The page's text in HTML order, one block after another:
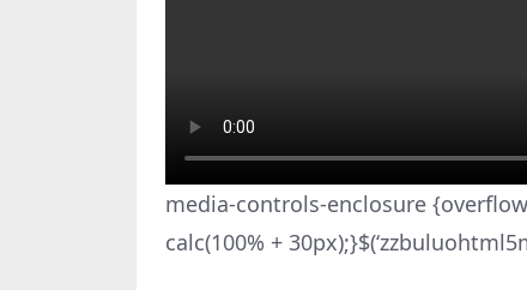
media-controls-enclosure
calc(100% +